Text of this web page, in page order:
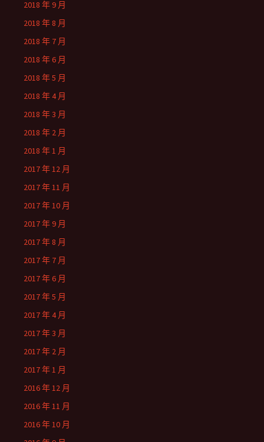
2018 年 9 月
2018 年 8 月
2018 年 7 月
2018 年 6 月
2018 年 5 月
2018 年 4 月
2018 年 3 月
2018 年 2 月
2018 年 1 月
2017 年 12 月
2017 年 11 月
2017 年 10 月
2017 年 9 月
2017 年 8 月
2017 年 7 月
2017 年 6 月
2017 年 5 月
2017 年 4 月
2017 年 3 月
2017 年 2 月
2017 年 1 月
2016 年 12 月
2016 年 11 月
2016 年 10 月